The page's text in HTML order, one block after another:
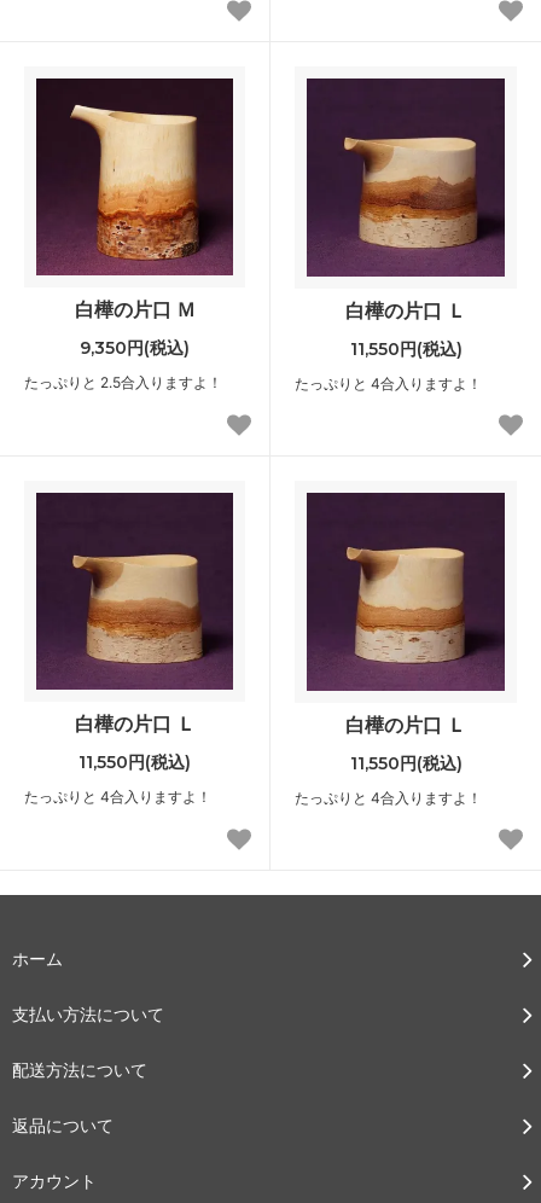
白樺の片口 Ｍ
9,350円(税込)
たっぷりと 2.5合入りますよ！
白樺の片口 Ｌ
11,550円(税込)
たっぷりと 4合入りますよ！
白樺の片口 Ｌ
11,550円(税込)
たっぷりと 4合入りますよ！
白樺の片口 Ｌ
11,550円(税込)
たっぷりと 4合入りますよ！
ホーム
支払い方法について
配送方法について
返品について
アカウント